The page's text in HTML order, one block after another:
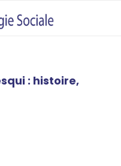
: histoire,